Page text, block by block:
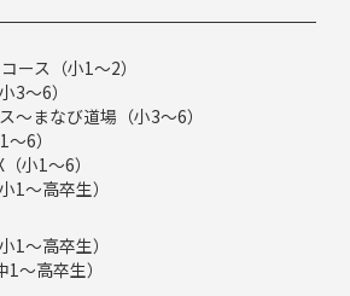
ース（小1～2）
3～6）
～まなび道場（小3～6）
6）
小1～6）
1～高卒生）
1～高卒生）
～高卒生）